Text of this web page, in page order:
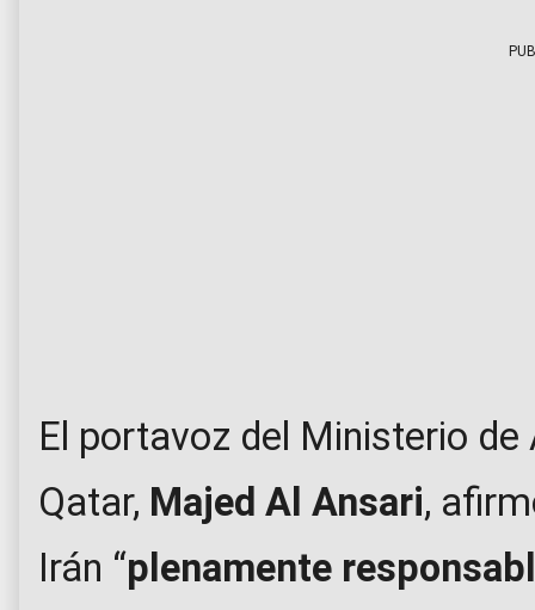
El portavoz del Ministerio
Qatar, Majed Al Ansari,
Irán “plenamente